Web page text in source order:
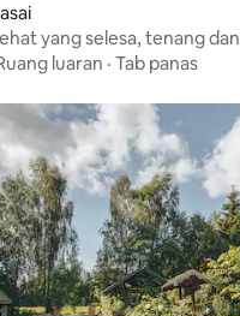
yang selesa, tenang
luaran · Tab panas